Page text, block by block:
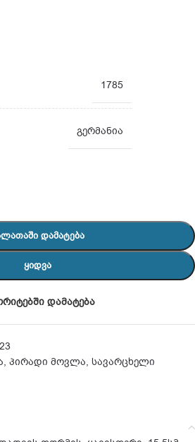
1785
გერმანია
ᲓᲐᲛᲐᲢᲔᲑᲐ
ᲧᲘᲓᲕᲐ
დამატება
, პირადი მოვლა, სავარცხელი